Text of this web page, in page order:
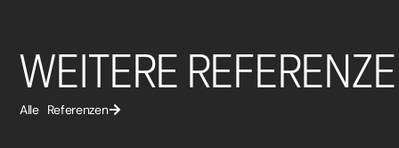
WEITERE
Alle Referenzen